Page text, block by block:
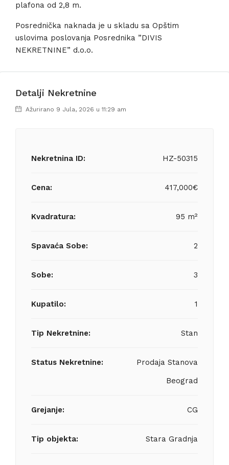
plafona od 2,8 m.
Posrednička naknada je u skladu sa Opštim
uslovima poslovanja Posrednika ”DIVIS
NEKRETNINE” d.o.o.
Detalji Nekretnine
Ažurirano 9 Jula, 2026 u 11:29 am
Nekretnina ID: HZ-50315
Cena: 417,000€
Kvadratura: 95 m²
Spavaća Sobe: 2
Sobe: 3
Kupatilo: 1
Tip Nekretnine: Stan
Status Nekretnine:
Prodaja Stanova
Beograd
Grejanje: CG
Tip objekta: Stara Gradnja